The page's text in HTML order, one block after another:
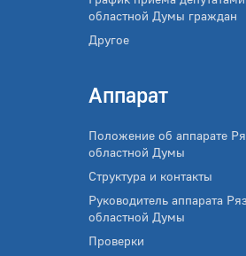
областной Думы граждан
Другое
Аппарат
Положение об аппарате
областной Думы
Структура и контакты
Руководитель аппарата
областной Думы
Проверки